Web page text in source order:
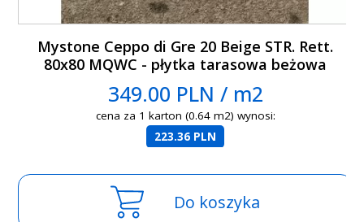
Mystone Ceppo di Gre 20 Beige STR. Rett.
80x80 MQWC - płytka tarasowa beżowa
349.00 PLN / m2
cena za 1 karton (0.64 m2) wynosi:
223.36 PLN
Do koszyka